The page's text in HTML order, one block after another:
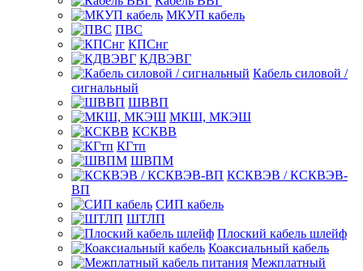
МКУП кабель
ПВС
КПСнг
КДВЭВГ
Кабель силовой /
сигнальный
ШВВП
МКШ, МКЭШ
КСКВВ
КГтп
ШВПМ
КСКВЭВ / КСКВЭВ-
ВП
СИП кабель
ШТЛП
Плоский кабель шлейф
Коаксиальный кабель
Межплатный